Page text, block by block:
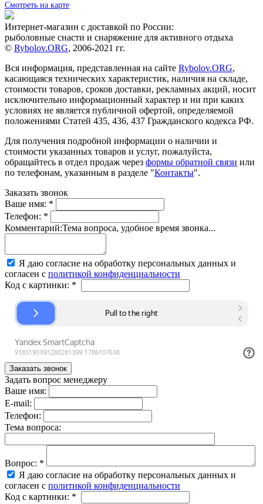
Смотреть на карте
Интернет-магазин с доставкой по России:
рыболовные снасти и снаряжение для активного отдыха
© Rybolov.ORG, 2006-2021 гг.
Вся информация, представленная на сайте Rybolov.ORG,
касающаяся технических характеристик, наличия на складе,
стоимости товаров, сроков доставки, рекламных акций, носит
исключительно информационный характер и ни при каких
условиях не является публичной офертой, определяемой
положениями Статей 435, 436, 437 Гражданского кодекса РФ.
Для получения подробной информации о наличии и
стоимости указанных товаров и услуг, пожалуйста,
обращайтесь в отдел продаж через формы обратной связи или
по телефонам, указанным в разделе "Контакты".
Заказать звонок
Ваше имя: *
Телефон: *
Комментарий:Тема вопроса, удобное время звонка...
Я даю согласие на обработку персональных данных и
согласен с политикой конфиденциальности
Код с картинки: *
Задать вопрос менеджеру
Ваше имя:
E-mail:
Телефон:
Тема вопроса:
Вопрос: *
Я даю согласие на обработку персональных данных и
согласен с политикой конфиденциальности
Код с картинки: *